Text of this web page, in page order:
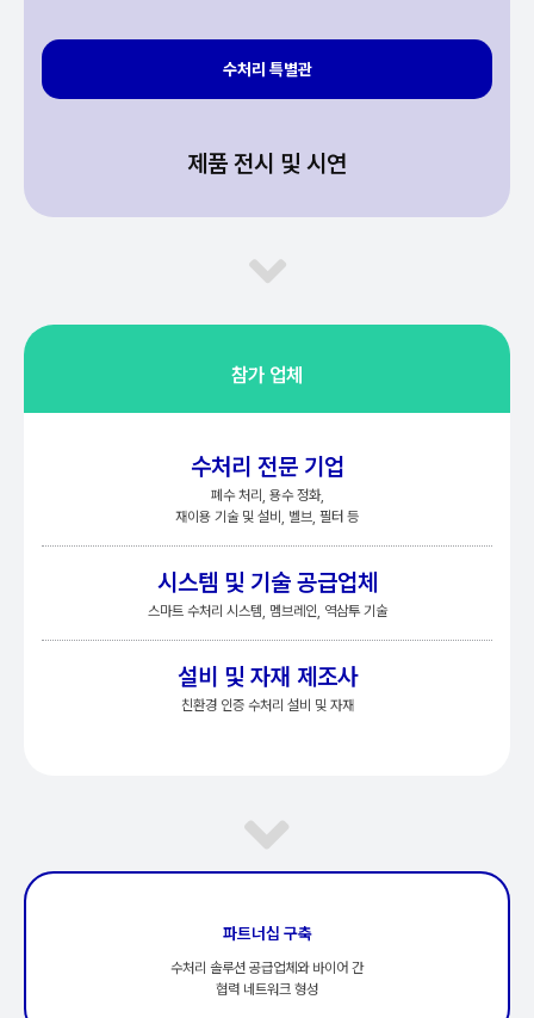
수처리 특별관
제품 전시 및 시연
참가 업체
수처리 전문 기업
폐수 처리, 용수 정화,
재이용 기술 및 설비, 벨브, 필터 등
시스템 및 기술 공급업체
스마트 수처리 시스템, 멤브레인, 역삼투 기술
설비 및 자재 제조사
친환경 인증 수처리 설비 및 자재
파트너십 구축
수처리 솔루션 공급업체와 바이어 간
협력 네트워크 형성